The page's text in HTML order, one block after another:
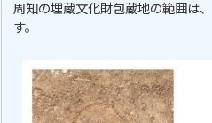
周知の埋蔵文化財包蔵地の範囲は
す。